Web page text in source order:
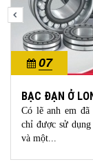
07
10/2023
BẠC ĐẠN Ở
Có lẽ anh em
chỉ được sử
và một...